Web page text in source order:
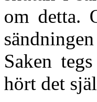
om detta.
Saken
hört det